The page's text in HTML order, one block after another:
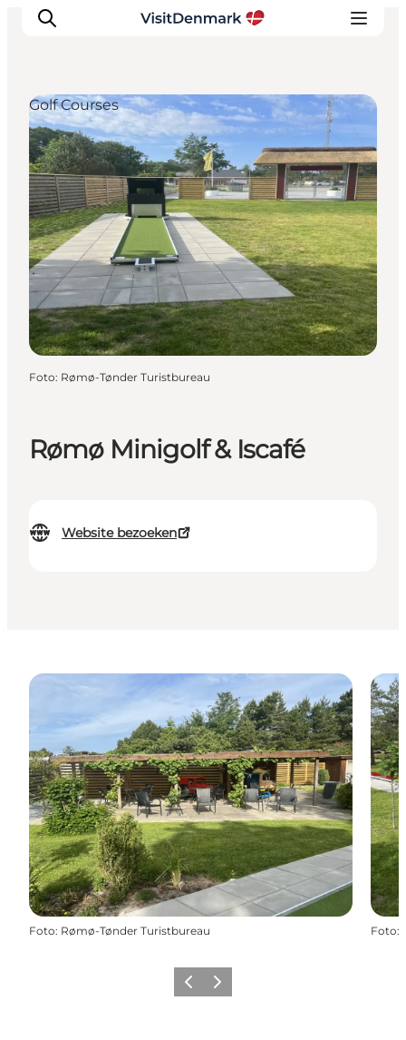
Inspiratie
Bestemmingen
Wat te doen
Accommodaties
Plan je reis
Rømø Minigolf & Iscafé
Website bezoeken
Golf Courses
Foto: Rømø-Tønder Turistbureau
Foto: Rømø-Tønder Turistbureau Foto:
Vorige Volgende